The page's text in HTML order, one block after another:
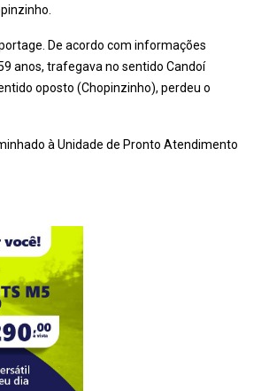
De acordo com informações
anos, trafegava no sentido Candoí
oposto (Chopinzinho), perdeu o
à Unidade de Pronto Atendimento